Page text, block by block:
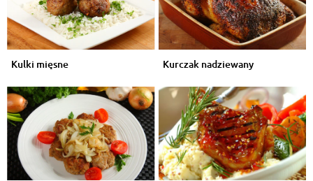
Kulki mięsne Kurczak nadziewany